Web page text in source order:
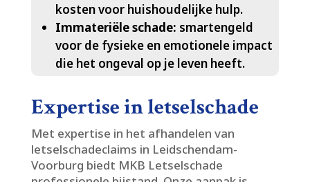
kosten voor huishoudelijke hulp.​
Immateriële schade: smartengeld
voor de fysieke en emotionele impact
die het ongeval op je leven heeft.​
Expertise in letselschade
Met expertise in het afhandelen van
letselschadeclaims in Leidschendam-
Voorburg biedt MKB Letselschade